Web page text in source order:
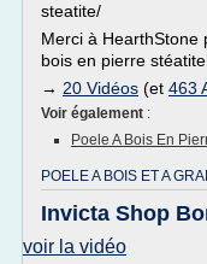
steatite/
Merci à HearthStone
bois en pierre
→ 20 Vidéos (et 463
Voir également :
Poele A Bois En
POELE A BOIS ET A
Invicta Shop
voir la vidéo